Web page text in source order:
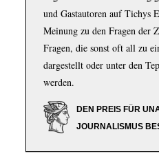
und Gastautoren auf Tichys
Meinung zu den Fragen der
Fragen, die sonst oft all zu
dargestellt oder unter den
werden.
DEN PREIS FÜR
JOURNALISMUS